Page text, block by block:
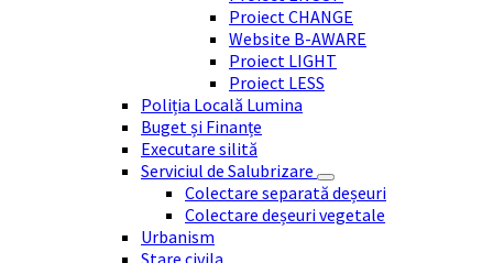
Proiect CHANGE
Website B-AWARE
Proiect LIGHT
Proiect LESS
Poliția Locală Lumina
Buget și Finanțe
Executare silită
Serviciul de Salubrizare
Colectare separată deșeuri
Colectare deșeuri vegetale
Urbanism
Stare civila